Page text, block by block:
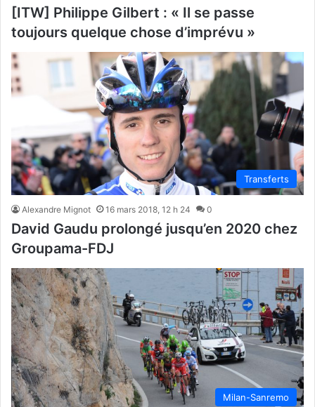
[ITW] Philippe Gilbert : « Il se passe
toujours quelque chose d’imprévu »
Transferts
Alexandre Mignot 16 mars 2018, 12 h 24 0
David Gaudu prolongé jusqu’en 2020 chez
Groupama-FDJ
Milan-Sanremo